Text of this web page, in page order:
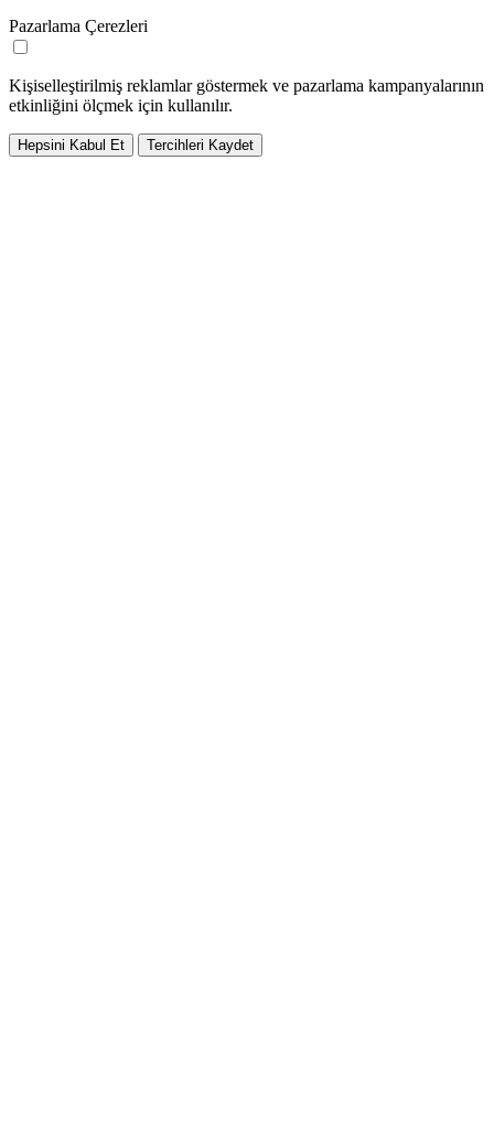
Pazarlama Çerezleri
Kişiselleştirilmiş reklamlar göstermek ve pazarlama kampanyalarının
etkinliğini ölçmek için kullanılır.
Hepsini Kabul Et Tercihleri Kaydet